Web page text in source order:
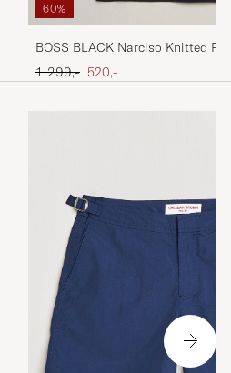
60%
BOSS BLACK Narciso Knitted
Ordinary pris
1 299,- Nedsat pris
520,-